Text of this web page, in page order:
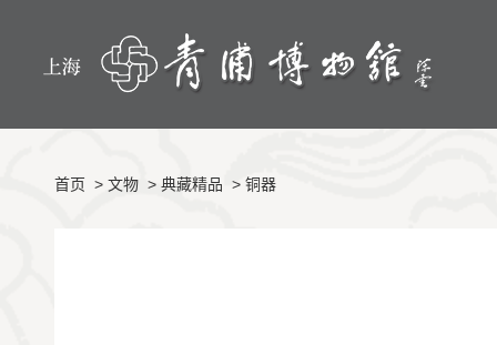
首页 > 文物 > 典藏精品 > 铜器